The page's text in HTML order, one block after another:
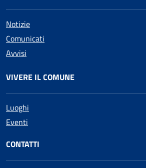
Notizie
Comunicati
Avvisi
VIVERE IL COMUNE
Luoghi
Eventi
CONTATTI